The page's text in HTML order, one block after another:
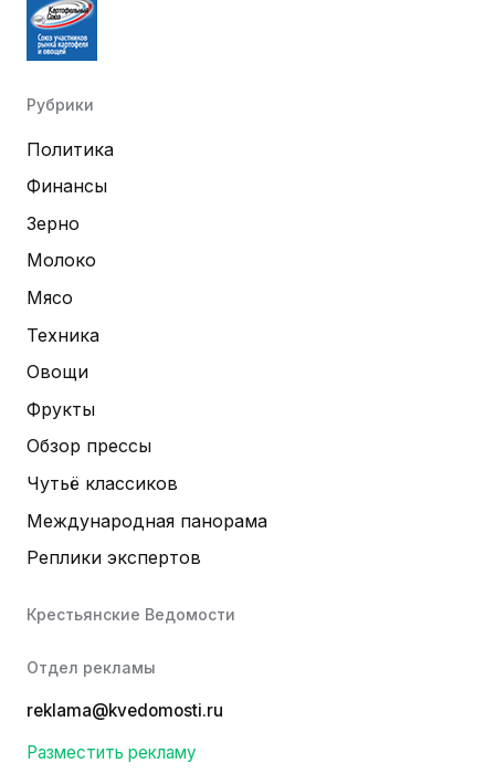
Рубрики
Политика
Финансы
Зерно
Молоко
Мясо
Техника
Овощи
Фрукты
Обзор прессы
Чутьё классиков
Международная панорама
Реплики экспертов
Крестьянские Ведомости
Отдел рекламы
reklama@kvedomosti.ru
Разместить рекламу